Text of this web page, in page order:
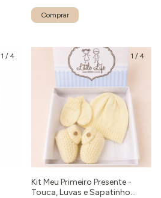
1 / 4 1 / 4
Kit Meu Primeiro Presente -
Touca, Luvas e Sapatinho